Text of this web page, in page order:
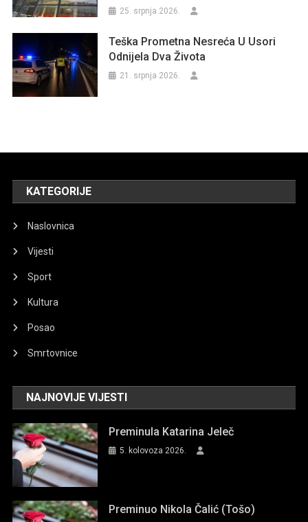
25. srpnja 2026.
Teška Prometna Nesreća U Usori
Odnijela Dva Života
21. srpnja 2026.
KATEGORIJE
Naslovnica
Vijesti
Sport
Kultura
Posao
Smrtovnice
NAJNOVIJE VIJESTI
Preminula Katarina Jeleč
5. kolovoza 2026.
Preminuo Nikola Čalić (Tošo)